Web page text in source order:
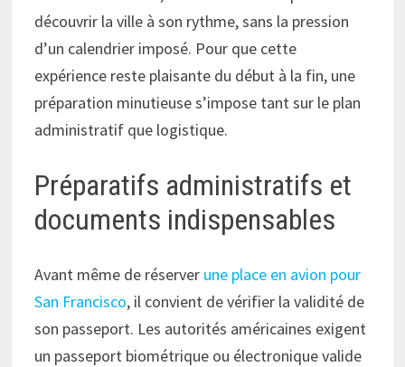
découvrir la ville à son rythme, sans la pression
d’un calendrier imposé. Pour que cette
expérience reste plaisante du début à la fin, une
préparation minutieuse s’impose tant sur le plan
administratif que logistique.
Préparatifs administratifs et
documents indispensables
Avant même de réserver une place en avion pour
San Francisco, il convient de vérifier la validité de
son passeport. Les autorités américaines exigent
un passeport biométrique ou électronique valide